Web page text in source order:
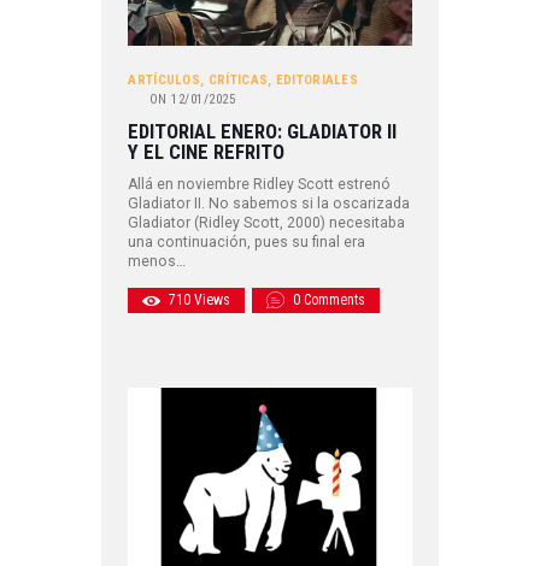
ARTÍCULOS, CRÍTICAS, EDITORIALES
ON 12/01/2025
EDITORIAL ENERO: GLADIATOR II
Y EL CINE REFRITO
Allá en noviembre Ridley Scott estrenó
Gladiator II. No sabemos si la oscarizada
Gladiator (Ridley Scott, 2000) necesitaba
una continuación, pues su final era
menos…
710 Views 0 Comments